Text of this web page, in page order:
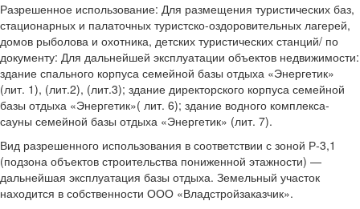
Разрешенное использование: Для размещения туристических баз,
стационарных и палаточных туристско-оздоровительных лагерей,
домов рыболова и охотника, детских туристических станций/ по
документу: Для дальнейшей эксплуатации объектов недвижимости:
здание спального корпуса семейной базы отдыха «Энергетик»
(лит. 1), (лит.2), (лит.3); здание директорского корпуса семейной
базы отдыха «Энергетик»( лит. 6); здание водного комплекса-
сауны семейной базы отдыха «Энергетик» (лит. 7).
Вид разрешенного использования в соответствии с зоной Р-3,1
(подзона объектов строительства пониженной этажности) —
дальнейшая эксплуатация базы отдыха. Земельный участок
находится в собственности ООО «Владстройзаказчик».